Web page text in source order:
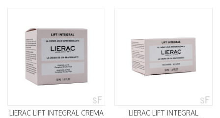
LIERAC LIFT INTEGRAL CREMA
LIERAC LIFT INTEGRAL